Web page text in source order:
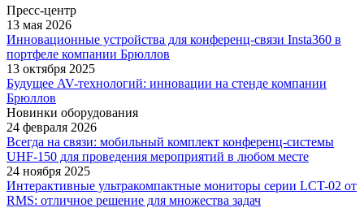
Пресс-центр
13 мая 2026
Инновационные устройства для конференц-связи Insta360 в
портфеле компании Брюллов
13 октября 2025
Будущее AV-технологий: инновации на стенде компании
Брюллов
Новинки оборудования
24 февраля 2026
Всегда на связи: мобильный комплект конференц-системы
UHF-150 для проведения мероприятий в любом месте
24 ноября 2025
Интерактивные ультракомпактные мониторы серии LCT-02 от
RMS: отличное решение для множества задач